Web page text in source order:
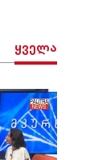
ყველა